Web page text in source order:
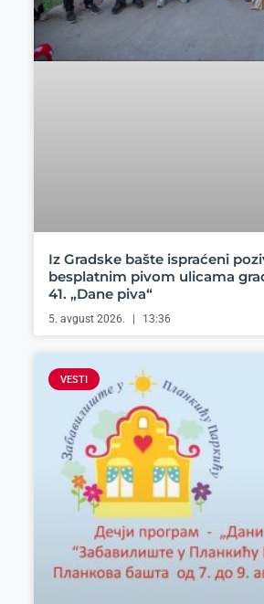
Iz Gradske bašte ispraćeni
besplatnim pivom ulicama
41. „Dane piva“
5. avgust 2026. 13:36
VESTI